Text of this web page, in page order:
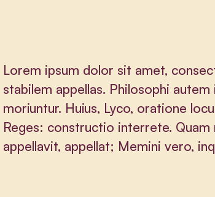
Lorem ipsum dolor sit amet,
stabilem appellas. Philosophi
moriuntur. Huius, Lyco, oratione
Reges: constructio interrete.
appellavit, appellat; Memini vero,